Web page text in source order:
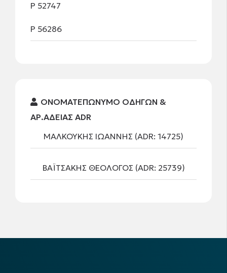
Ρ 52747
Ρ 56286
ΟΝΟΜΑΤΕΠΩΝΥΜΟ ΟΔΗΓΩΝ &
ΑΡ.ΑΔΕΙΑΣ ADR
ΜΑΛΚΟΥΚΗΣ ΙΩΑΝΝΗΣ (ADR: 14725)
ΒΑΪΤΣΑΚΗΣ ΘΕΟΛΟΓΟΣ (ADR: 25739)